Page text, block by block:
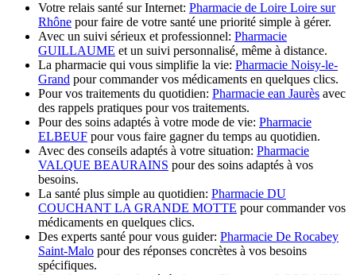
Votre relais santé sur Internet: Pharmacie de Loire Loire sur
Rhône pour faire de votre santé une priorité simple à gérer.
Avec un suivi sérieux et professionnel: Pharmacie
GUILLAUME et un suivi personnalisé, même à distance.
La pharmacie qui vous simplifie la vie: Pharmacie Noisy-le-
Grand pour commander vos médicaments en quelques clics.
Pour vos traitements du quotidien: Pharmacie ean Jaurès avec
des rappels pratiques pour vos traitements.
Pour des soins adaptés à votre mode de vie: Pharmacie
ELBEUF pour vous faire gagner du temps au quotidien.
Avec des conseils adaptés à votre situation: Pharmacie
VALQUE BEAURAINS pour des soins adaptés à vos
besoins.
La santé plus simple au quotidien: Pharmacie DU
COUCHANT LA GRANDE MOTTE pour commander vos
médicaments en quelques clics.
Des experts santé pour vous guider: Pharmacie De Rocabey
Saint-Malo pour des réponses concrètes à vos besoins
spécifiques.